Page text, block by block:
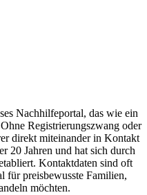
Nachhilfeportal, das wie ein
Registrierungszwang oder
direkt miteinander in Kontakt
20 Jahren und hat sich durch
Kontaktdaten sind oft
für preisbewusste Familien,
möchten.